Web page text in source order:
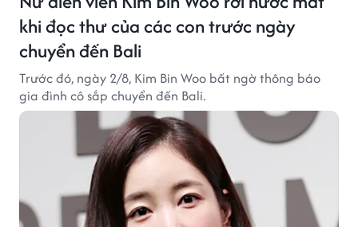
khi đọc thư của các con trước ngày
chuyển đến Bali
Trước đó, ngày 2/8, Kim Bin Woo bất ngờ thông báo
gia đình cô sắp chuyển đến Bali.